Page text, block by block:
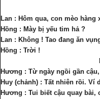
Lan : Hôm qua, con mèo
Hồng : Mày bị yếu tim hả ?
Lan : Không ! Tao đang ăn
Hồng : Trời !
Hương : Từ ngày ngồi gần
Huy (chảnh) : Tất nhiên rồi. Ví
Hương : Tui biết cậu quay bài,